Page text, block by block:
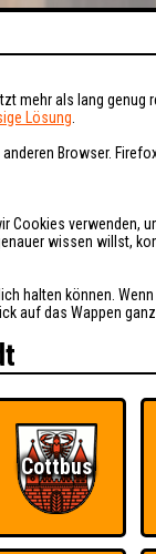
FAQ
mehr als lang
Lösung
Browser.
Cookies verwenden,
wissen willst,
halten können.
auf das Wappen
Cottbus